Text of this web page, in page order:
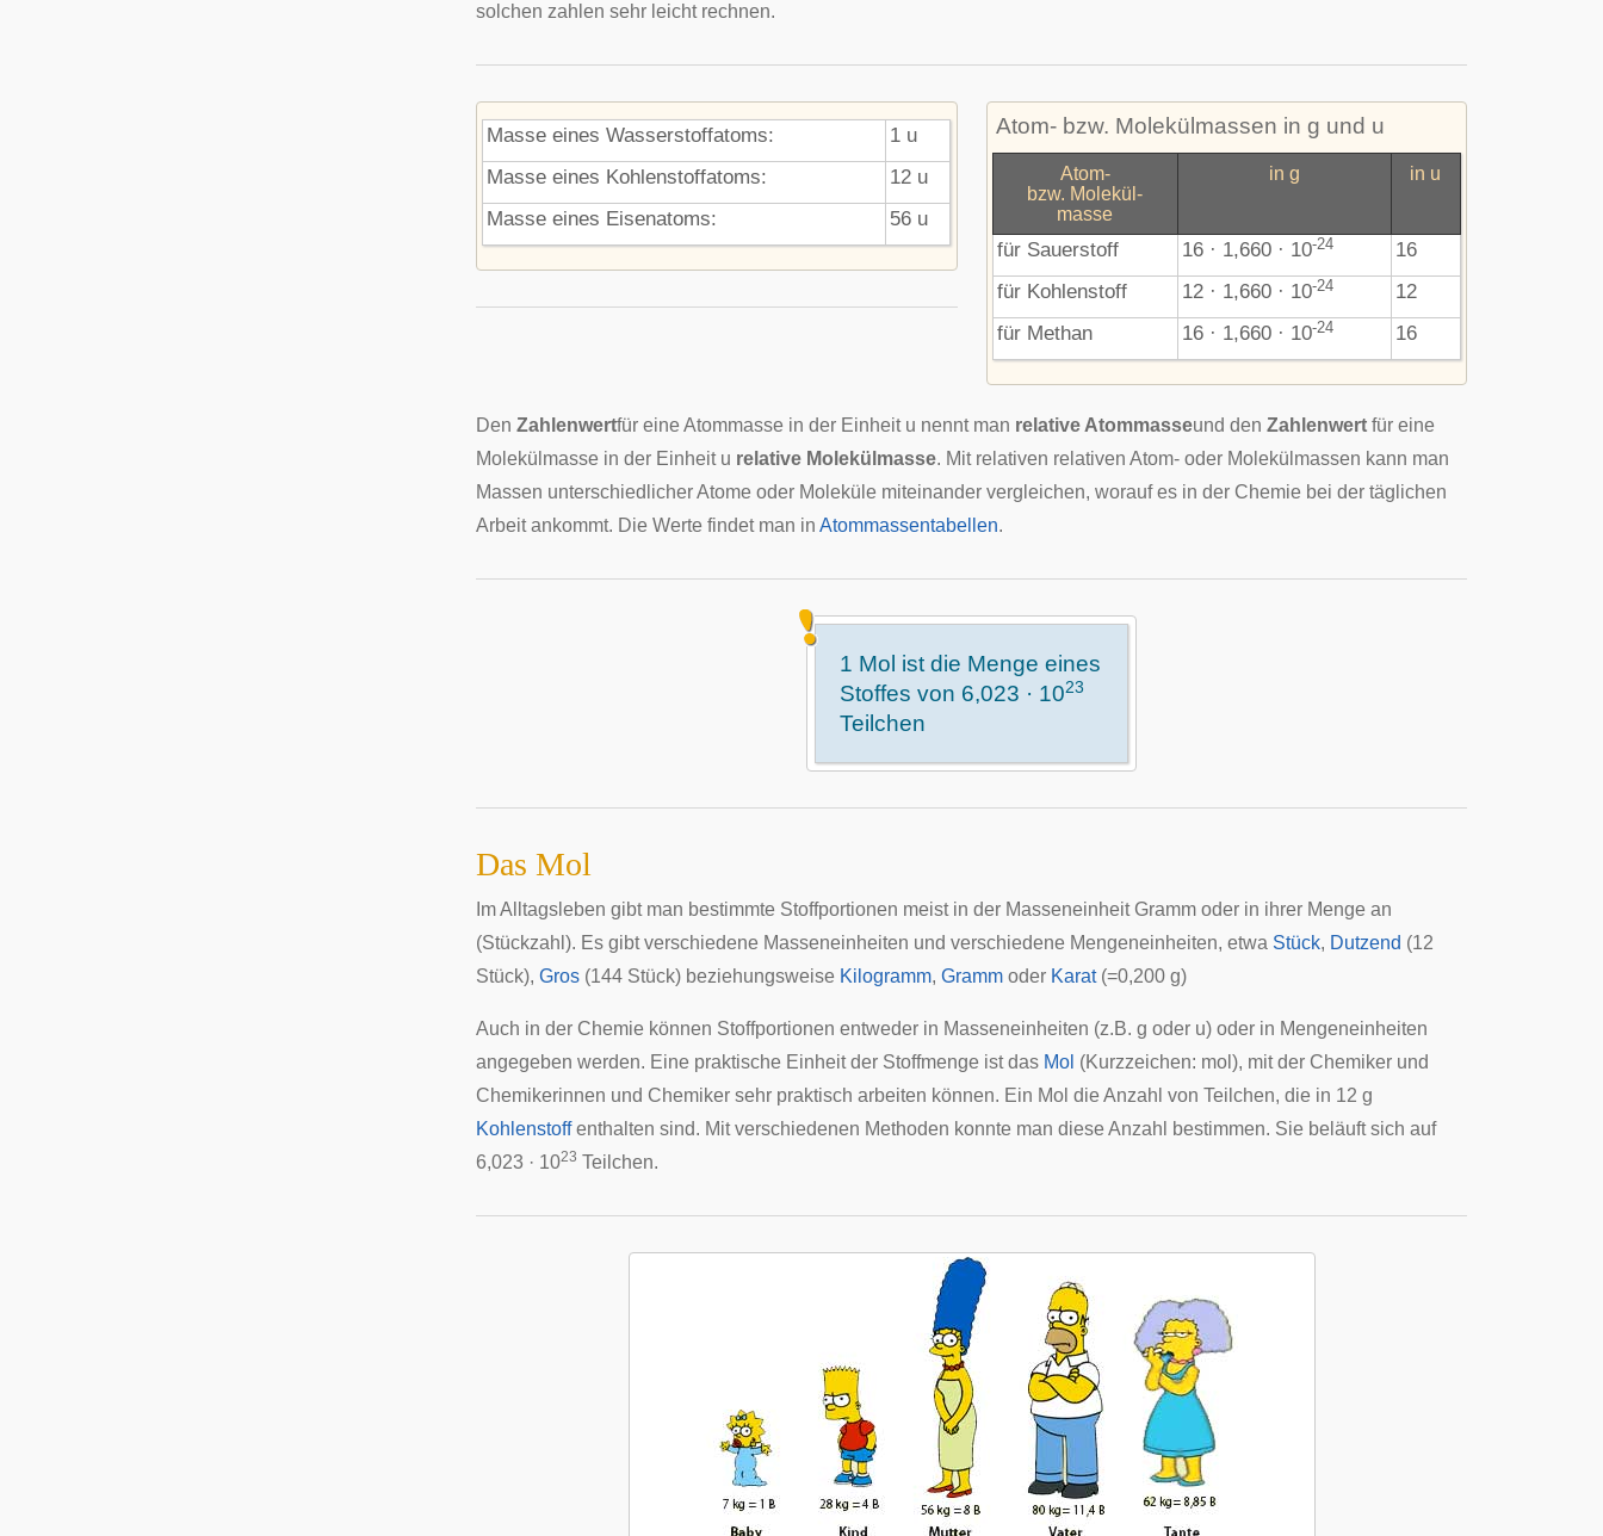
solchen zahlen sehr leicht rechnen.
Masse eines Wasserstoffatoms:
1 u
Masse eines Kohlenstoffatoms:
12 u
Masse eines Eisenatoms:
56 u
Atom- bzw. Molekülmassen in g und u
Atom-
bzw. Molekül-
masse
in g in u
für Sauerstoff 16 · 1,660 · 10-24
16
für Kohlenstoff
12 · 1,660 · 10-24
12
für Methan
16 · 1,660 · 10-24 16
Den Zahlenwertfür eine Atommasse in der Einheit u nennt man relative Atommasseund den Zahlenwert für eine
Molekülmasse in der Einheit u relative Molekülmasse. Mit relativen relativen Atom- oder Molekülmassen kann man
Massen unterschiedlicher Atome oder Moleküle miteinander vergleichen, worauf es in der Chemie bei der täglichen
Arbeit ankommt. Die Werte findet man in Atommassentabellen.
1 Mol ist die Menge eines
Stoffes von 6,023 · 1023
Teilchen
Das Mol
Im Alltagsleben gibt man bestimmte Stoffportionen meist in der Masseneinheit Gramm oder in ihrer Menge an
(Stückzahl). Es gibt verschiedene Masseneinheiten und verschiedene Mengeneinheiten, etwa Stück, Dutzend (12
Stück), Gros (144 Stück) beziehungsweise Kilogramm, Gramm oder Karat(=0,200 g)
Auch in der Chemie können Stoffportionen entweder in Masseneinheiten (z.B. g oder u) oder in Mengeneinheiten
angegeben werden. Eine praktische Einheit der Stoffmenge ist das Mol (Kurzzeichen: mol), mit der Chemiker und
Chemikerinnen und Chemiker sehr praktisch arbeiten können. Ein Mol die Anzahl von Teilchen, die in 12 g
Kohlenstoffenthalten sind. Mit verschiedenen Methoden konnte man diese Anzahl bestimmen. Sie beläuft sich auf
6,023 · 1023 Teilchen.